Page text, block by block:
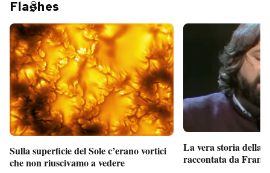
Fla hes
Sulla superficie del Sole c’erano vortici
che non riuscivamo a vedere
La vera storia della
raccontata da